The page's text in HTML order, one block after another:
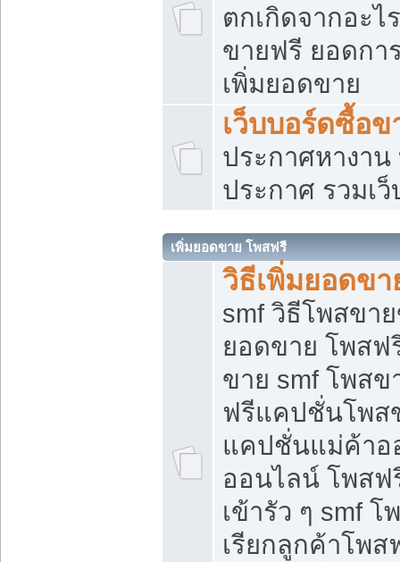
ตกเกิดจากอะไ
ขายฟรี ยอดกา
เพิ่มยอดขาย
เว็บบอร์ดซื้อข
ประกาศหางาน
ประกาศ รวมเ
เพิ่มยอดขาย โพสฟรี
วิธีเพิ่มยอดข
smf วิธีโพสขา
ยอดขาย โพสฟ
ขาย smf โพส
ฟรีแคปชั่นโพส
แคปชั่นแม่ค้า
ออนไลน์ โพสฟ
เข้ารัว ๆ smf
เรียกลูกค้าโพส